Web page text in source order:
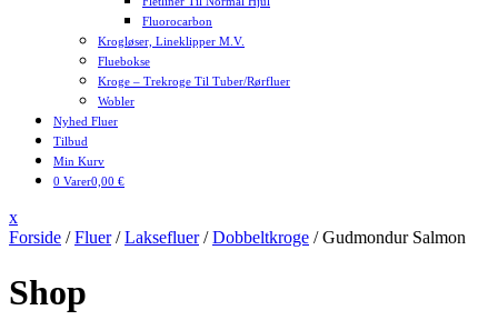
Fluorocarbon
Krogløser, Lineklipper M.v.
Fluebokse
Kroge – Trekroge Til Tuber/rørfluer
Wobler
Nyhed Fluer
Tilbud
Min Kurv
0 Varer0,00 €
xClose
Menu
Forside /Fluer/Laksefluer/Dobbeltkroge / Gudmondur Salmon
Shop